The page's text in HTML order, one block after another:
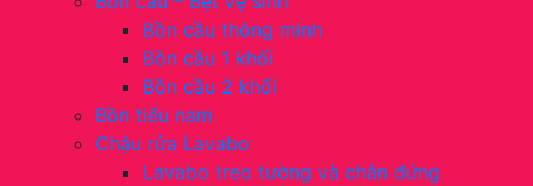
Bồn cầu thông minh
Bồn cầu 1 khối
Bồn cầu 2 khối
Bồn tiểu nam
Chậu rửa Lavabo
Lavabo treo tường và chân đứng